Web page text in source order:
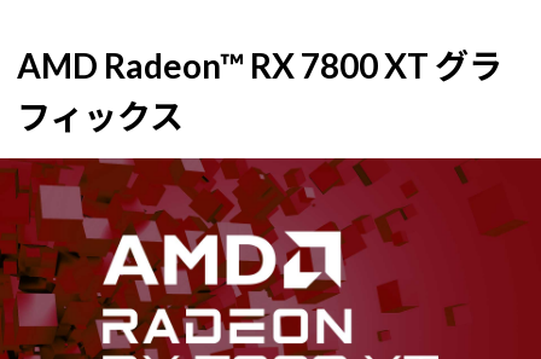
AMD Radeon™ RX 7800 XT グラ
フィックス